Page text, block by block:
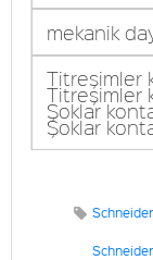
mekanik
Titreşimler
Titreşimler
Şoklar
Şoklar